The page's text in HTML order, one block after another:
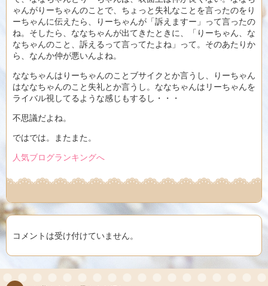
ゃんがりーちゃんのことで、ちょっと失礼なことを言ったのをり
ーちゃんに伝えたら、りーちゃんが「訴えますー」って言ったの
ね。そしたら、ななちゃんが出てきたときに、「りーちゃん、な
なちゃんのこと、訴えるって言ってたよね」って。そのあたりか
ら、なんか仲が悪いんよね。
ななちゃんはりーちゃんのことブサイクとか言うし、りーちゃん
はななちゃんのこと失礼とか言うし。ななちゃんはリーちゃんを
ライバル視してるような感じもするし・・・
不思議だよね。
ではでは。またまた。
人気ブログランキングへ
コメントは受け付けていません。